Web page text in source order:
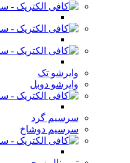
وایرشو تک
وایرشو دوبل
سرسیم گرد
سرسیم دوشاخ